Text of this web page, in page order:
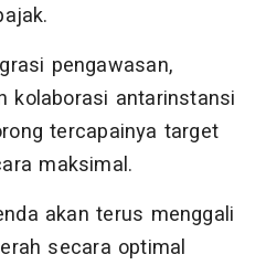
pengawasan,
kolaborasi antarinstansi
tercapainya target
maksimal.
akan terus menggali
secara optimal